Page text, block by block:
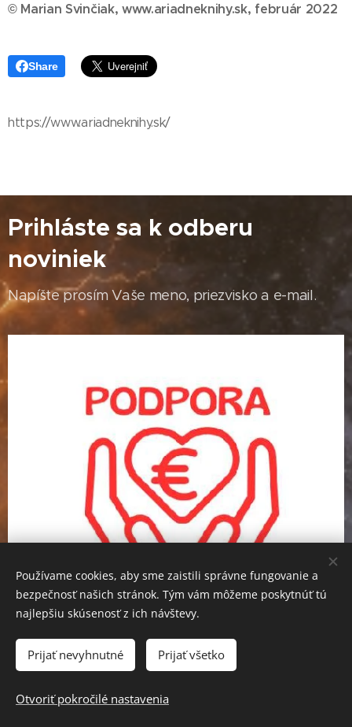
© Marian Svinčiak, www.ariadneknihy.sk, február 2022
Share
https://www.ariadneknihy.sk/
Prihláste sa k odberu
noviniek
Napíšte prosím Vaše meno, priezvisko a e-mail.
Používame cookies, aby sme zaistili správne fungovanie a
bezpečnosť našich stránok. Tým vám môžeme poskytnúť tú
najlepšiu skúsenosť z ich návštevy.
Prijať nevyhnutné Prijať všetko
Otvoriť pokročilé nastavenia